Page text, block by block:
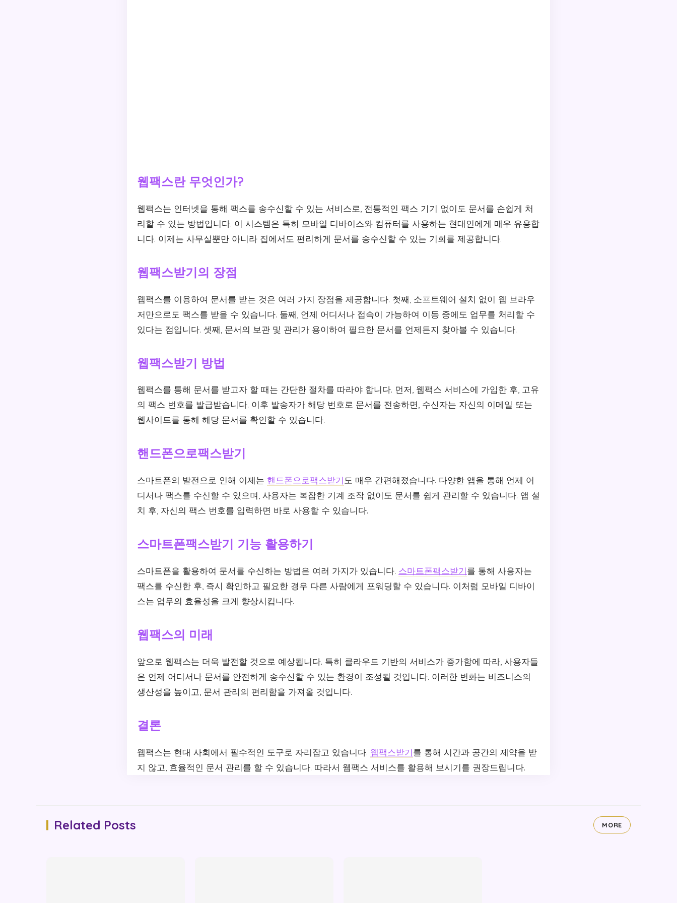
웹팩스란 무엇인가?
웹팩스는 인터넷을 통해 팩스를 송수신할 수 있는 서비스로, 전통적인 팩스 기기 없이도 문서를 손쉽게 처
리할 수 있는 방법입니다. 이 시스템은 특히 모바일 디바이스와 컴퓨터를 사용하는 현대인에게 매우 유용합
니다. 이제는 사무실뿐만 아니라 집에서도 편리하게 문서를 송수신할 수 있는 기회를 제공합니다.
웹팩스받기의 장점
웹팩스를 이용하여 문서를 받는 것은 여러 가지 장점을 제공합니다. 첫째, 소프트웨어 설치 없이 웹 브라우
저만으로도 팩스를 받을 수 있습니다. 둘째, 언제 어디서나 접속이 가능하여 이동 중에도 업무를 처리할 수
있다는 점입니다. 셋째, 문서의 보관 및 관리가 용이하여 필요한 문서를 언제든지 찾아볼 수 있습니다.
웹팩스받기 방법
웹팩스를 통해 문서를 받고자 할 때는 간단한 절차를 따라야 합니다. 먼저, 웹팩스 서비스에 가입한 후, 고유
의 팩스 번호를 발급받습니다. 이후 발송자가 해당 번호로 문서를 전송하면, 수신자는 자신의 이메일 또는
웹사이트를 통해 해당 문서를 확인할 수 있습니다.
핸드폰으로팩스받기
스마트폰의 발전으로 인해 이제는 핸드폰으로팩스받기 도 매우 간편해졌습니다. 다양한 앱을 통해 언제 어
디서나 팩스를 수신할 수 있으며, 사용자는 복잡한 기계 조작 없이도 문서를 쉽게 관리할 수 있습니다. 앱 설
치 후, 자신의 팩스 번호를 입력하면 바로 사용할 수 있습니다.
스마트폰팩스받기 기능 활용하기
스마트폰을 활용하여 문서를 수신하는 방법은 여러 가지가 있습니다. 스마트폰팩스받기를 통해 사용자는
팩스를 수신한 후, 즉시 확인하고 필요한 경우 다른 사람에게 포워딩할 수 있습니다. 이처럼 모바일 디바이
스는 업무의 효율성을 크게 향상시킵니다.
웹팩스의 미래
앞으로 웹팩스는 더욱 발전할 것으로 예상됩니다. 특히 클라우드 기반의 서비스가 증가함에 따라, 사용자들
은 언제 어디서나 문서를 안전하게 송수신할 수 있는 환경이 조성될 것입니다. 이러한 변화는 비즈니스의
생산성을 높이고, 문서 관리의 편리함을 가져올 것입니다.
결론
웹팩스는 현대 사회에서 필수적인 도구로 자리잡고 있습니다. 웹팩스받기를 통해 시간과 공간의 제약을 받
지 않고, 효율적인 문서 관리를 할 수 있습니다. 따라서 웹팩스 서비스를 활용해 보시기를 권장드립니다.
Related Posts MORE